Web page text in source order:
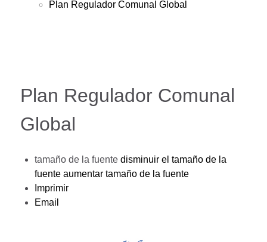
Plan Regulador Comunal Global
Plan Regulador Comunal
Global
tamaño de la fuente disminuir el tamaño de la
fuente aumentar tamaño de la fuente
Imprimir
Email